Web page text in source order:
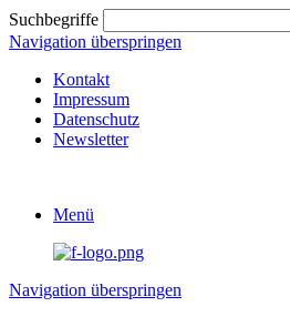
Suchbegriffe
Navigation überspringen
Kontakt
Impressum
Datenschutz
Newsletter
Menü
Navigation überspringen